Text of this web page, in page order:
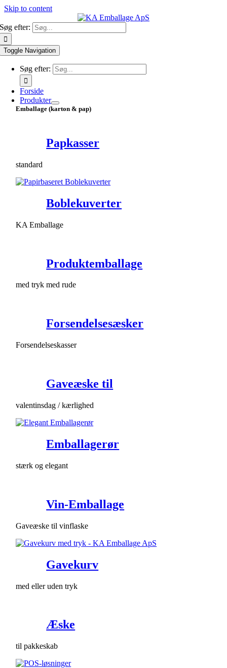
Skip to content
Søg efter:
Toggle Navigation
Søg efter:
Forside
Produkter
Emballage (karton & pap)
Papkasser
standard
Boblekuverter
KA Emballage
Produktemballage
med tryk med rude
Forsendelsesæsker
Forsendelseskasser
Gaveæske til
valentinsdag / kærlighed
Emballagerør
stærk og elegant
Vin-Emballage
Gaveæske til vinflaske
Gavekurv
med eller uden tryk
Æske
til pakkeskab